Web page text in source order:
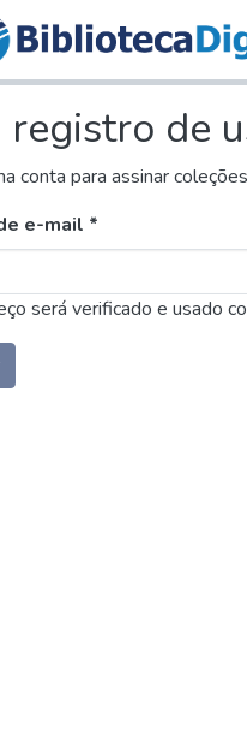
registro de
conta para assinar
e-mail *
será verificado e usado